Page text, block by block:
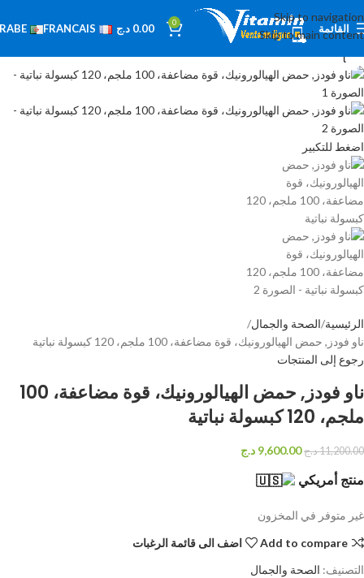
Skip to navigation
Skip to main content
القائمة 0
0.00 د.ج FRANCAIS -14%
ا
اضغط للتكبير
الرئيسية الصحة والجمال
ناو فودز‏, حمض الهيالورونيك، قوة مضاعفة، 100 ملجم، 120 كبسولة نباتية
رجوع إلى المنتجات
ناو فودز‏, حمض الهيالورونيك، قوة مضاعفة، 100
ملجم، 120 كبسولة نباتية
11,200.00د.ج 9,600.00 د.ج
منتج أمريكي
غير متوفر في المخزون
Add to compare
اضف الى قائمة الرغبات
التصنيف: الصحة والجمال